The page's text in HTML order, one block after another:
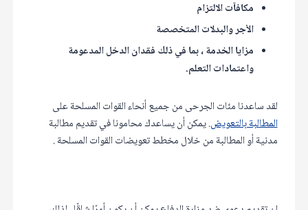
مكافآت الالتزام
الأجر والبدلات المتخصصة
مزايا الخدمة ، بما في ذلك فقدان الدخل المدعومة
واعتمادات التعلم.
لقد ساعدنا مئات الجرحى من جميع أنحاء القوات المسلحة على
المطالبة بالتعويض. يمكن أن يساعدك محامونا في تقديم مطالبة
مدنية أو المطالبة من خلال مخطط تعويضات القوات المسلحة .